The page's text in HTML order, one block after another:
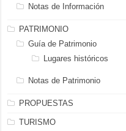
Notas de Información
PATRIMONIO
Guía de Patrimonio
Lugares históricos
Notas de Patrimonio
PROPUESTAS
TURISMO